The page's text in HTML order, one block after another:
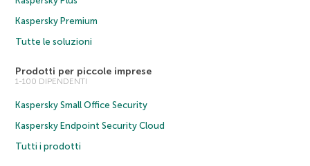
Kaspersky Premium
Tutte le soluzioni
Prodotti per piccole imprese
1-100 DIPENDENTI
Kaspersky Small Office Security
Kaspersky Endpoint Security Cloud
Tutti i prodotti